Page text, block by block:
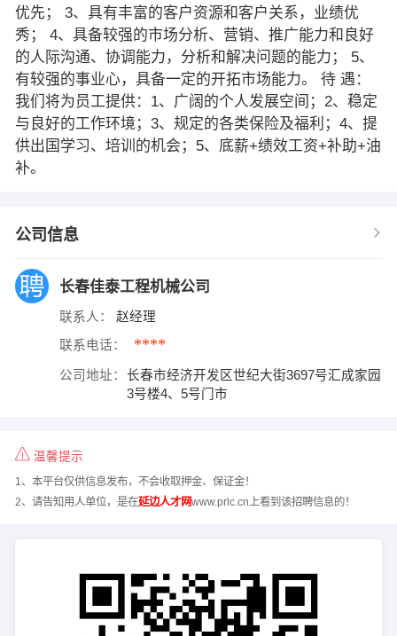
优先； 3、具有丰富的客户资源和客户关系，业绩优
秀； 4、具备较强的市场分析、营销、推广能力和良好
的人际沟通、协调能力，分析和解决问题的能力； 5、
有较强的事业心，具备一定的开拓市场能力。 待 遇：
我们将为员工提供：1、广阔的个人发展空间；2、稳定
与良好的工作环境；3、规定的各类保险及福利；4、提
供出国学习、培训的机会；5、底薪+绩效工资+补助+油
补。
公司信息
长春佳泰工程机械公司
联系人： 赵经理
联系电话： ****
公司地址：
长春市经济开发区世纪大街3697号汇成家园
3号楼4、5号门市
温馨提示
1、本平台仅供信息发布，不会收取押金、保证金！
2、请告知用人单位，是在延边人才网www.prlc.cn上看到该招聘信息的！